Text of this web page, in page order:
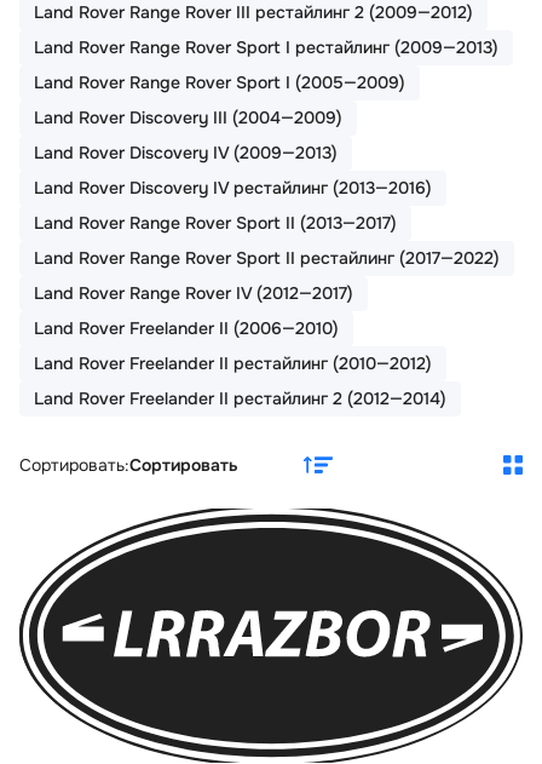
Land Rover Range Rover III рестайлинг 2 (2009—2012)
Land Rover Range Rover Sport I рестайлинг (2009—2013)
Land Rover Range Rover Sport I (2005—2009)
Land Rover Discovery III (2004—2009)
Land Rover Discovery IV (2009—2013)
Land Rover Discovery IV рестайлинг (2013—2016)
Land Rover Range Rover Sport II (2013—2017)
Land Rover Range Rover Sport II рестайлинг (2017—2022)
Land Rover Range Rover IV (2012—2017)
Land Rover Freelander II (2006—2010)
Land Rover Freelander II рестайлинг (2010—2012)
Land Rover Freelander II рестайлинг 2 (2012—2014)
Сортировать:Сортировать